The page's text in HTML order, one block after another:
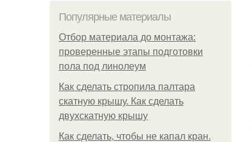
Популярные материалы
Отбор материала до монтажа:
проверенные этапы подготовки
пола под линолеум
Как сделать стропила палтара
скатную крышу. Как сделать
двухскатную крышу
Как сделать, чтобы не капал кран.